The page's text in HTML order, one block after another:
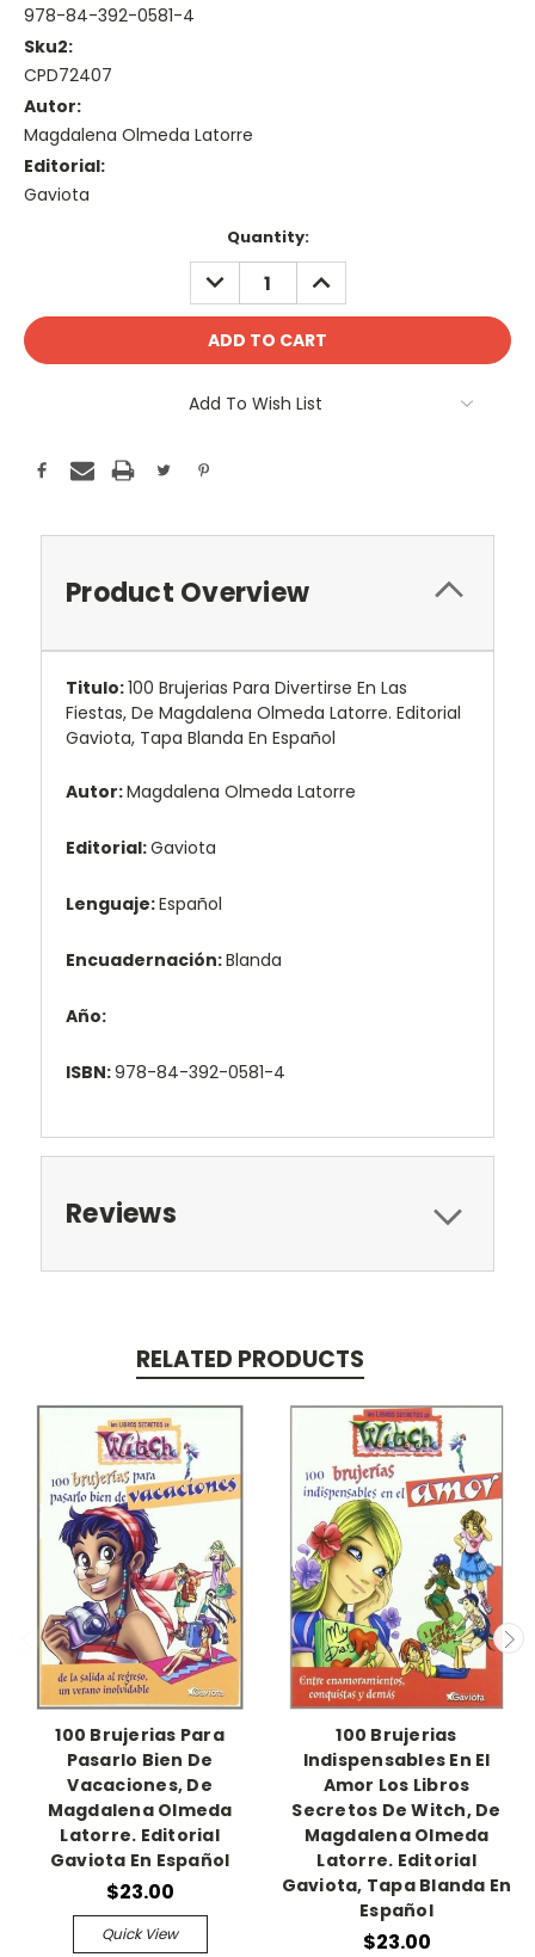
978-84-392-0581-4
Sku2:
CPD72407
Autor:
Magdalena Olmeda Latorre
Editorial:
Gaviota
Quantity:
DECREASE
QUANTITY:
INCREASE
QUANTITY:
Add To Wish List
Product Overview
Titulo:100 Brujerias Para Divertirse En Las
Fiestas, De Magdalena Olmeda Latorre. Editorial
Gaviota, Tapa Blanda En Español
Autor:Magdalena Olmeda Latorre
Editorial:Gaviota
Lenguaje:Español
Encuadernación:Blanda
Año:
ISBN:978-84-392-0581-4
Reviews
RELATED PRODUCTS
100 Brujerias Para
Pasarlo Bien De
Vacaciones, De
Magdalena Olmeda
Latorre. Editorial
Gaviota En Español
$23.00
Quick View
100 Brujerias
Indispensables En El
Amor Los Libros
Secretos De Witch, De
Magdalena Olmeda
Latorre. Editorial
Gaviota, Tapa Blanda En
Español
$23.00